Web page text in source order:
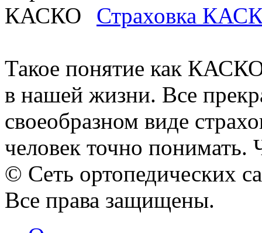
Страховка
Такое понятие как
в нашей жизни. Все
своеобразном виде
человек точно понимать.
© Сеть ортопедических
Все права защищены.